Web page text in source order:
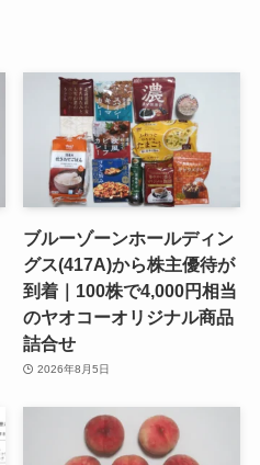
ブルーゾーンホールディン
グス(417A)から株主優待が
到着｜100株で4,000円相当
のヤオコーオリジナル商品
詰合せ
2026年8月5日